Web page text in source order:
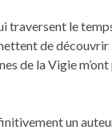
traversent le
de
de la Vigie
un